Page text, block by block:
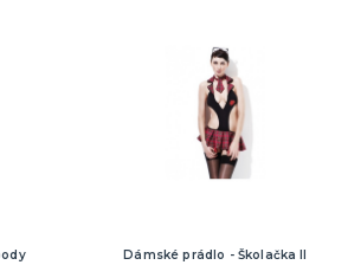
Dámské prádlo - Školačka II